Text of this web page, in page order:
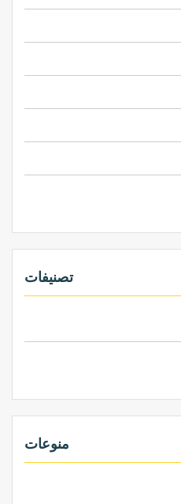
تصنيفات
منوعات